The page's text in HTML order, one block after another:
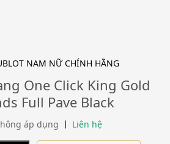
NAM NỮ CHÍNH HÃNG
One Click King Gold
Full Pave Black
áp dụng Liên hệ